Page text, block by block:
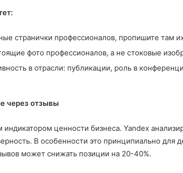
странички профессионалов, пропишите там
фото профессионалов, а не стоковые
в отрасли: публикации, роль в
через отзывы
ценности бизнеса. Yandex
В особенности это принципиально для
может снижать позиции на 20-40%.